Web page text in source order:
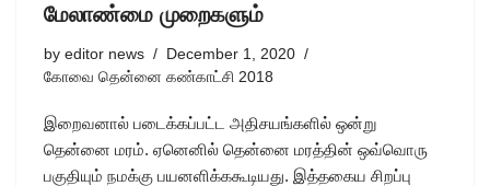
மேலாண்மை முறைகளும்
by editor news
December 1, 2020
கோவை தென்னை கண்காட்சி 2018
இறைவனால் படைக்கப்பட்ட அதிசயங்களில் ஒன்று
தென்னை மரம். ஏனெனில் தென்னை மரத்தின் ஒவ்வொரு
பகுதியும் நமக்கு பயனளிக்ககூடியது. இத்தகைய சிறப்பு